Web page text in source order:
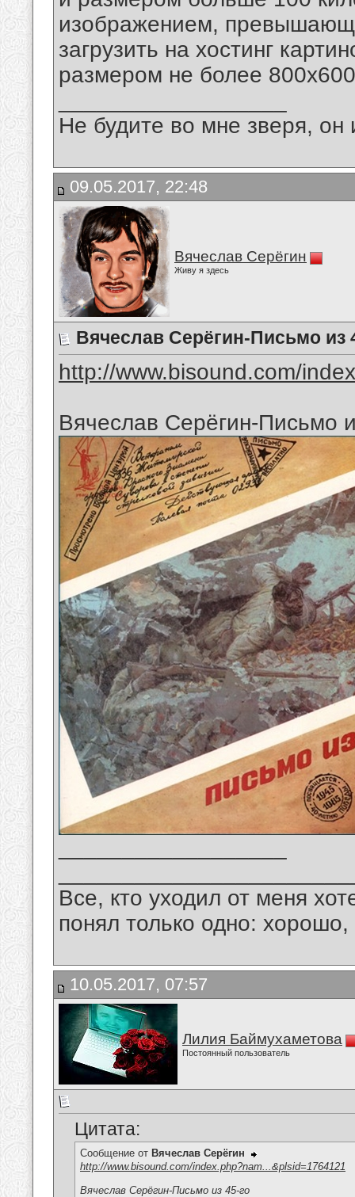
изображением,
загрузить на хостинг
размером не более
Не будите во мне зверя, он
09.05.2017, 22:48
Вячеслав Серёгин
Живу я здесь
Вячеслав Серёгин-Письмо из
http://www.bisound.com/
Вячеслав Серёгин-Письмо
Все, кто уходил от меня
понял только одно:
10.05.2017, 07:57
Лилия Баймухаметова
Постоянный пользователь
Цитата:
Сообщение от Вячеслав Серёгин
http://www.bisound.com/index.php?nam...&plsid=1764121
Вячеслав Серёгин-Письмо из 45-го